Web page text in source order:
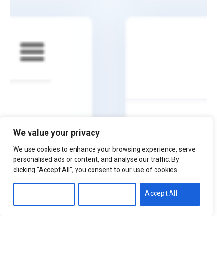
We value your privacy
We use cookies to enhance your browsing experience, serve
personalised ads or content, and analyse our traffic. By
clicking "Accept All", you consent to our use of cookies.
Accept All